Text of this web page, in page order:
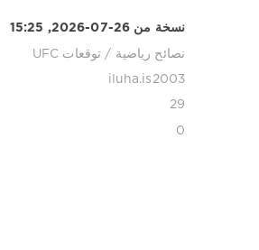
نسخة من 26-07-2026, 15:25
نصائح رياضية / توقعات UFC
iluha.is2003
29
0